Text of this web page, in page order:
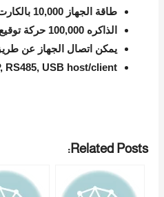
طاقة الجهاز 10,000 بالكارت Proximity
الذاكره 100,000 حركة توقيع
يمكن اتصال الجهاز عن
RS485, USB host/client
Related Posts: